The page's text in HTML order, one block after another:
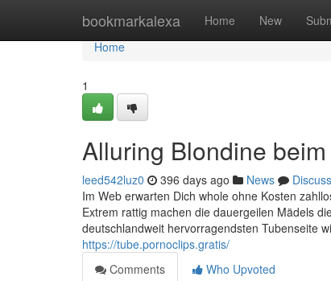
bookmarkalexa Home New
Home
Home
1
Alluring Blondine
leed542luz0 396 days ago News
Discuss
Im Web erwarten Dich whole ohne Kosten
Extrem rattig machen die dauergeilen Mädels
deutschlandweit hervorragendsten Tubenseite
https://tube.pornoclips.gratis/
Comments
Who Upvoted